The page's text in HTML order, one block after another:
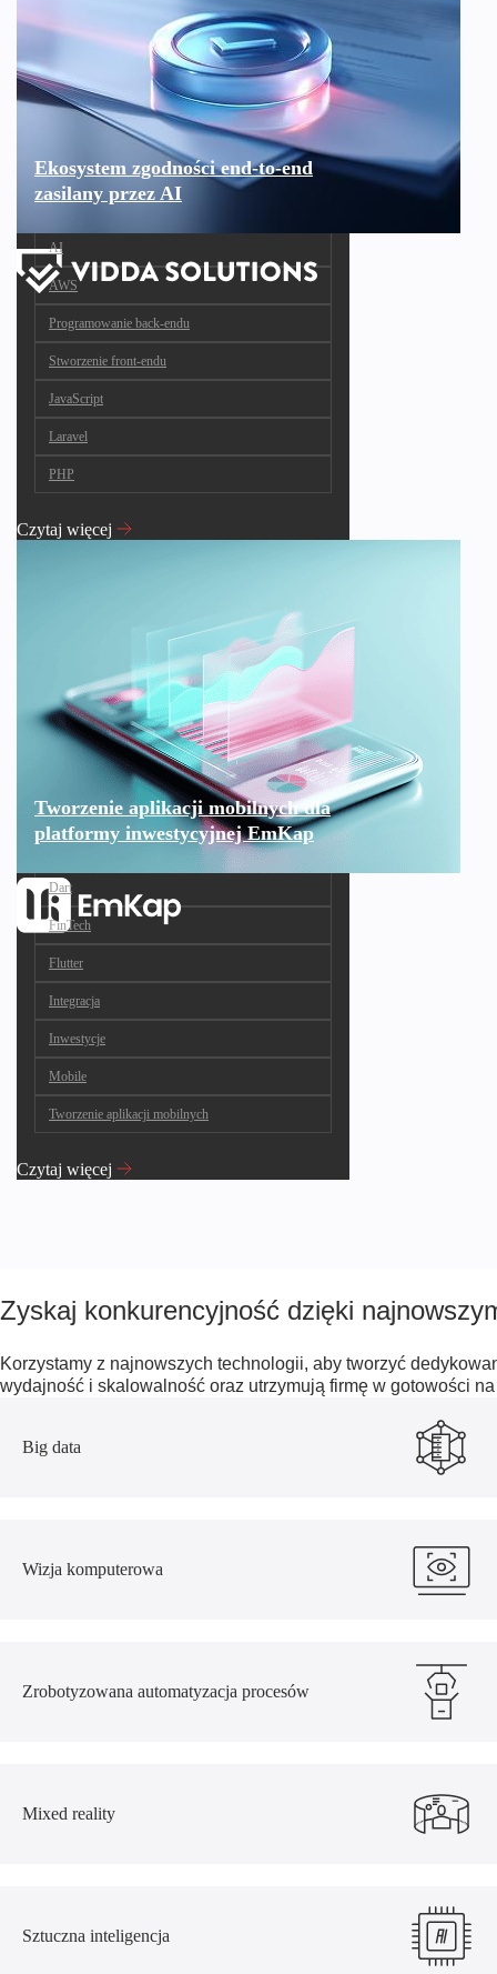
Ekosystem zgodności end-to-end
zasilany przez AI
AI
AWS
Programowanie back-endu
Stworzenie front-endu
JavaScript
Laravel
PHP
Czytaj więcej
Tworzenie aplikacji mobilnych dla
platformy inwestycyjnej EmKap
Dart
FinTech
Flutter
Integracja
Inwestycje
Mobile
Tworzenie aplikacji mobilnych
Czytaj więcej
Zyskaj konkurencyjność dzięki
Korzystamy z najnowszych technologii, aby tworzyć
wydajność i skalowalność oraz utrzymują firmę w gotowości
Big data
Wizja komputerowa
Zrobotyzowana automatyzacja procesów
Mixed reality
Sztuczna inteligencja